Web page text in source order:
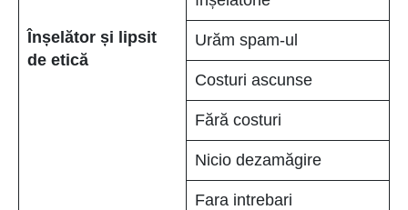
Înșelător și lipsit
de etică
Urăm spam-ul
Costuri ascunse
Fără costuri
Nicio dezamăgire
Fara intrebari